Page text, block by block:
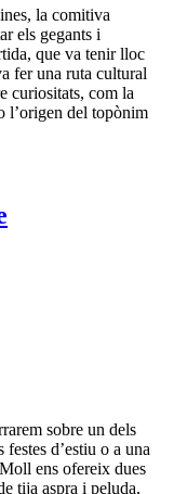
la comitiva
els gegants i
que va tenir lloc
fer una ruta cultural
curiositats, com la
l’origen del topònim
sobre un dels
d’estiu o a una
ens ofereix dues
tija aspra i peluda,